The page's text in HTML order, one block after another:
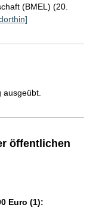
(BMEL) (20.
öffentlichen
Euro (1):